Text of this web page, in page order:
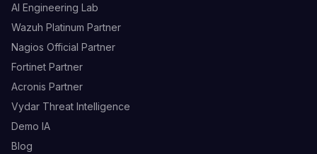
AI Engineering Lab
Wazuh Platinum Partner
Nagios Official Partner
Fortinet Partner
Acronis Partner
Vydar Threat Intelligence
Demo IA
Blog